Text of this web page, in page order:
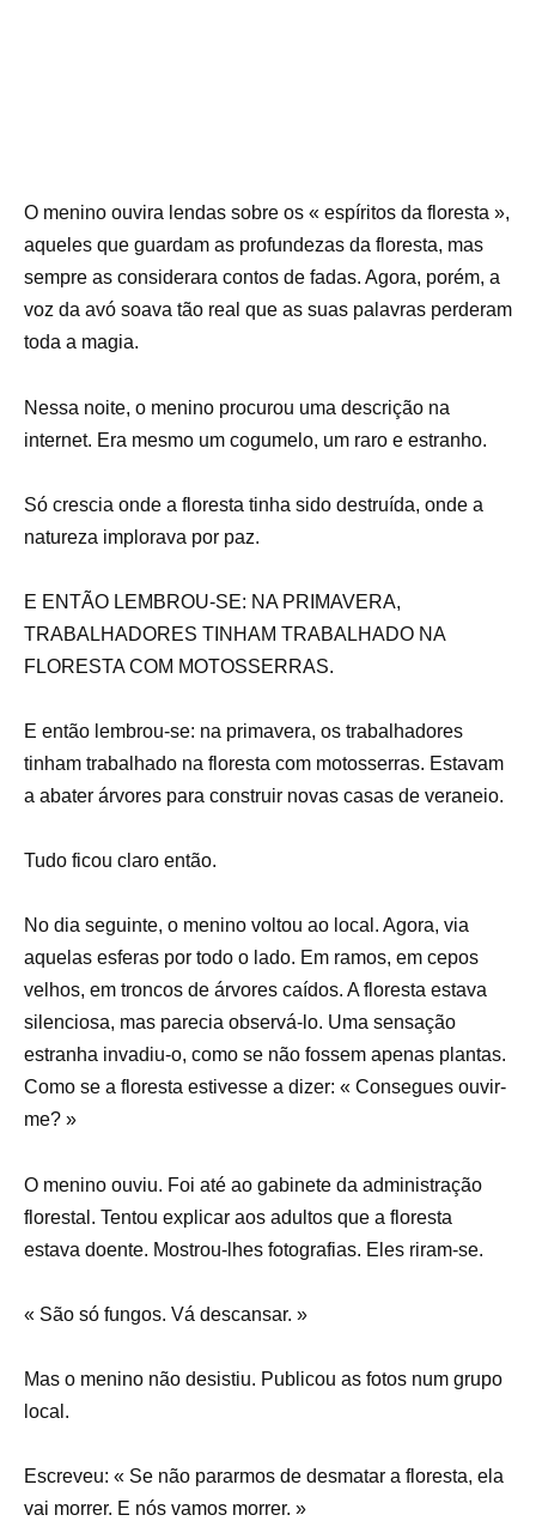
O menino ouvira lendas sobre os « espíritos da floresta »,
aqueles que guardam as profundezas da floresta, mas
sempre as considerara contos de fadas. Agora, porém, a
voz da avó soava tão real que as suas palavras perderam
toda a magia.
Nessa noite, o menino procurou uma descrição na
internet. Era mesmo um cogumelo, um raro e estranho.
Só crescia onde a floresta tinha sido destruída, onde a
natureza implorava por paz.
E ENTÃO LEMBROU-SE: NA PRIMAVERA,
TRABALHADORES TINHAM TRABALHADO NA
FLORESTA COM MOTOSSERRAS.
E então lembrou-se: na primavera, os trabalhadores
tinham trabalhado na floresta com motosserras. Estavam
a abater árvores para construir novas casas de veraneio.
Tudo ficou claro então.
No dia seguinte, o menino voltou ao local. Agora, via
aquelas esferas por todo o lado. Em ramos, em cepos
velhos, em troncos de árvores caídos. A floresta estava
silenciosa, mas parecia observá-lo. Uma sensação
estranha invadiu-o, como se não fossem apenas plantas.
Como se a floresta estivesse a dizer: « Consegues ouvir-
me? »
O menino ouviu. Foi até ao gabinete da administração
florestal. Tentou explicar aos adultos que a floresta
estava doente. Mostrou-lhes fotografias. Eles riram-se.
« São só fungos. Vá descansar. »
Mas o menino não desistiu. Publicou as fotos num grupo
local.
Escreveu: « Se não pararmos de desmatar a floresta, ela
vai morrer. E nós vamos morrer. »